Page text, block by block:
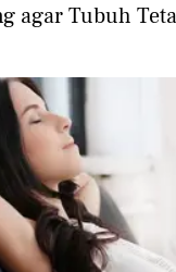
agar Tubuh